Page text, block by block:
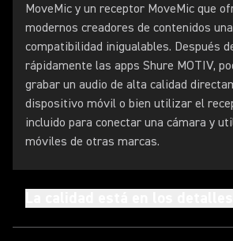
MoveMic y un receptor MoveMic que
modernos creadores de contenidos
compatibilidad inigualables. Después
rápidamente las apps Shure MOTIV,
grabar un audio de alta calidad
dispositivo móvil o bien utilizar el
incluido para conectar una cámara y
móviles de otras marcas.